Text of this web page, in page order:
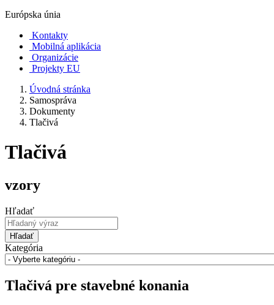
Európska únia
Kontakty
Mobilná aplikácia
Organizácie
Projekty EU
Úvodná stránka
Samospráva
Dokumenty
Tlačivá
Tlačivá
vzory
Hľadať
Hľadať
Kategória
Tlačivá pre stavebné konania